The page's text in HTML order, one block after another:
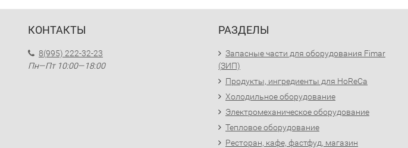
КОНТАКТЫ
8(995) 222-32-23
Пн—Пт 10:00—18:00
РАЗДЕЛЫ
Запасные части для оборудования Fimar
(ЗИП)
Продукты, ингредиенты для HoReCa
Холодильное оборудование
Электромеханическое оборудование
Тепловое оборудование
Ресторан, кафе, фастфуд, магазин